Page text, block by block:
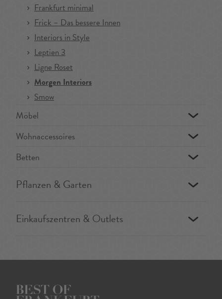
Frankfurt minimal
Frick – Das bessere Innen
Interiors in Style
Leptien 3
Ligne Roset
Morgen Interiors
Smow
Möbel
Wohnaccessoires
Betten
Pflanzen & Garten
Einkaufszentren & Outlets